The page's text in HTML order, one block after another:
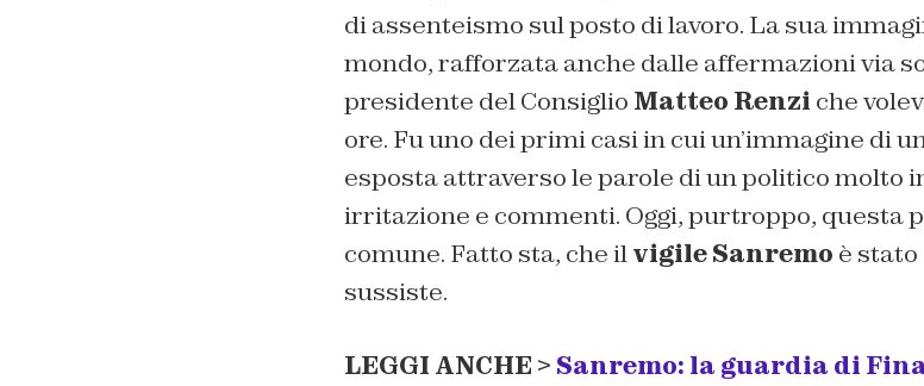
di assenteismo sul posto di lavoro. La sua
mondo, rafforzata anche dalle affermazioni via
presidente del Consiglio Matteo Renzi che
ore. Fu uno dei primi casi in cui un’immagine di
esposta attraverso le parole di un politico molto
irritazione e commenti. Oggi, purtroppo, questa
comune. Fatto sta, che ilvigile Sanremo è
sussiste.
LEGGI ANCHE > Sanremo: la guardia di